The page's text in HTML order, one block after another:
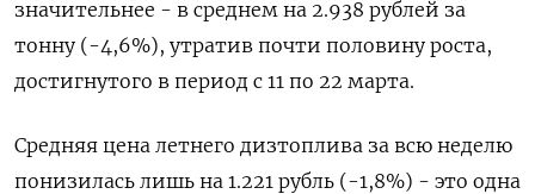
значительнее - в среднем на 2.938 рублей за
тонну (-4,6%), утратив почти половину роста,
достигнутого в период с 11 по 22 марта.
Средняя цена летнего дизтоплива за всю неделю
понизилась лишь на 1.221 рубль (-1,8%) - это одна